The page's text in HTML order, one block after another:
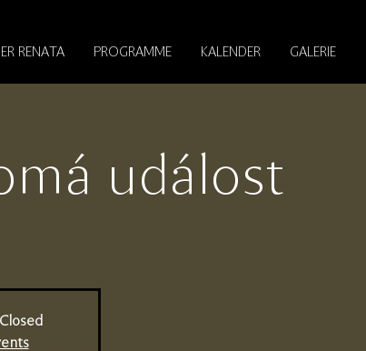
RENATA PROGRAMME KALENDER GALERIE
událost